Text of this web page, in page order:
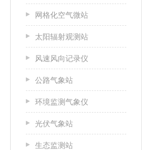
网格化空气微站
太阳辐射观测站
风速风向记录仪
公路气象站
环境监测气象仪
光伏气象站
生态监测站